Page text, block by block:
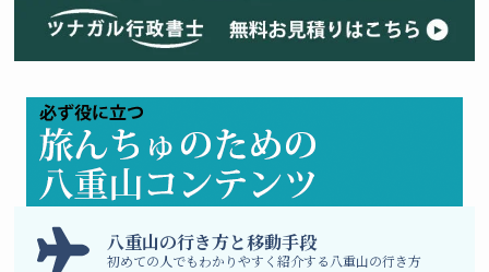
八重山の行き方と移動手段
初めての人でもわかりやすく紹介する八重山の行き方